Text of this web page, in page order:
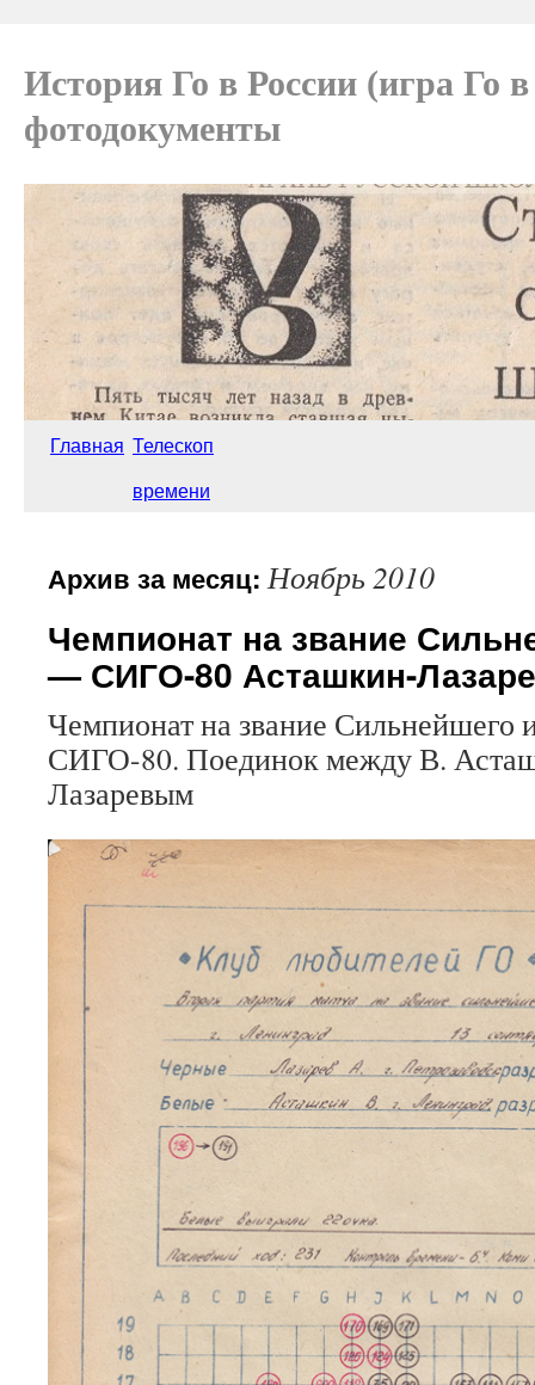
История Го в России (игра Го
фотодокументы
Главная Телескоп
времени
Архив за месяц:Ноябрь 2010
Чемпионат на звание
— СИГО-80 Асташкин-
Чемпионат на звание Сильнейшего
СИГО-80. Поединок между В.
Лазаревым